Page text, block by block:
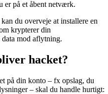
er på et åbent netværk.
du overveje at installere en
krypterer din
mod aflytning.
hacket?
på din konto – fx opslag, du
– skal du handle hurtigt: